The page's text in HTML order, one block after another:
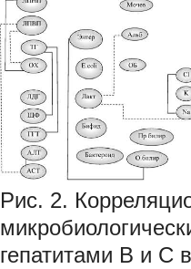
Рис. 2.
гепатитами В и С